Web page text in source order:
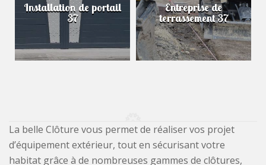
Installation de portail
37
Entreprise de
terrassement 37
La belle Clôture vous permet de réaliser vos projet
d’équipement extérieur, tout en sécurisant votre
habitat grâce à de nombreuses gammes de clôtures,